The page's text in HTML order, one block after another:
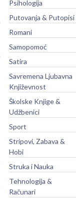
Psihologija
Putovanja & Putopisi
Romani
Samopomoć
Satira
Savremena Ljubavna
Književnost
Školske Knjige &
Udžbenici
Sport
Stripovi, Zabava &
Hobi
Struka i Nauka
Tehnologija &
Računari